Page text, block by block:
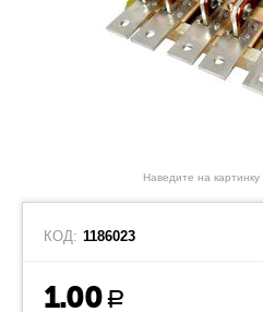
Наведите на
КОД: 1186023
1.00 Р